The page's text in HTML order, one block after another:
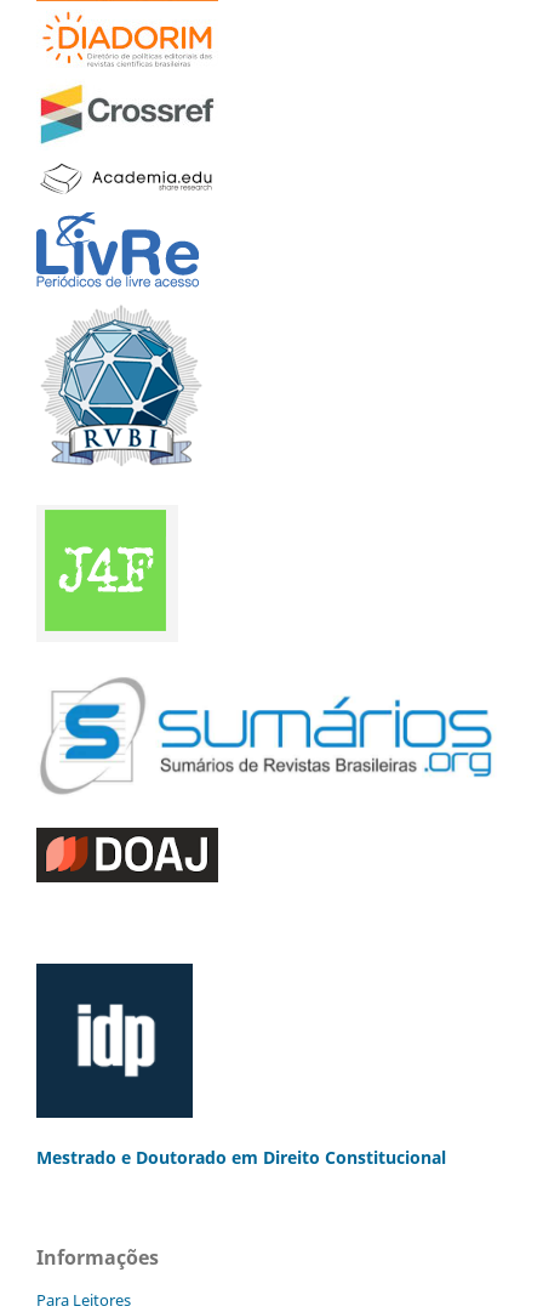
Mestrado e Doutorado em Direito Constitucional
Informações
Para Leitores